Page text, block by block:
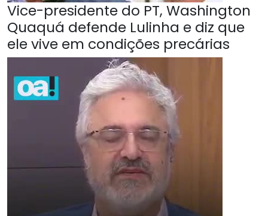
Vice-presidente do PT, Washington
Quaquá defende Lulinha e diz que
ele vive em condições precárias